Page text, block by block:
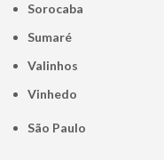
Sorocaba
Sumaré
Valinhos
Vinhedo
São Paulo